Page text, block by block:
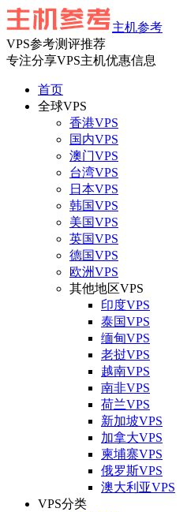
主机参考
VPS参考测评推荐
专注分享VPS主机优惠信息
首页
全球VPS
香港VPS
国内VPS
澳门VPS
台湾VPS
日本VPS
韩国VPS
美国VPS
英国VPS
德国VPS
欧洲VPS
其他地区VPS
印度VPS
泰国VPS
缅甸VPS
老挝VPS
越南VPS
南非VPS
荷兰VPS
新加坡VPS
加拿大VPS
柬埔寨VPS
俄罗斯VPS
澳大利亚VPS
VPS分类